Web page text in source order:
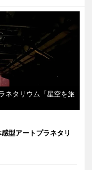
ネタリウム「星空を旅
型アートプラネタリ